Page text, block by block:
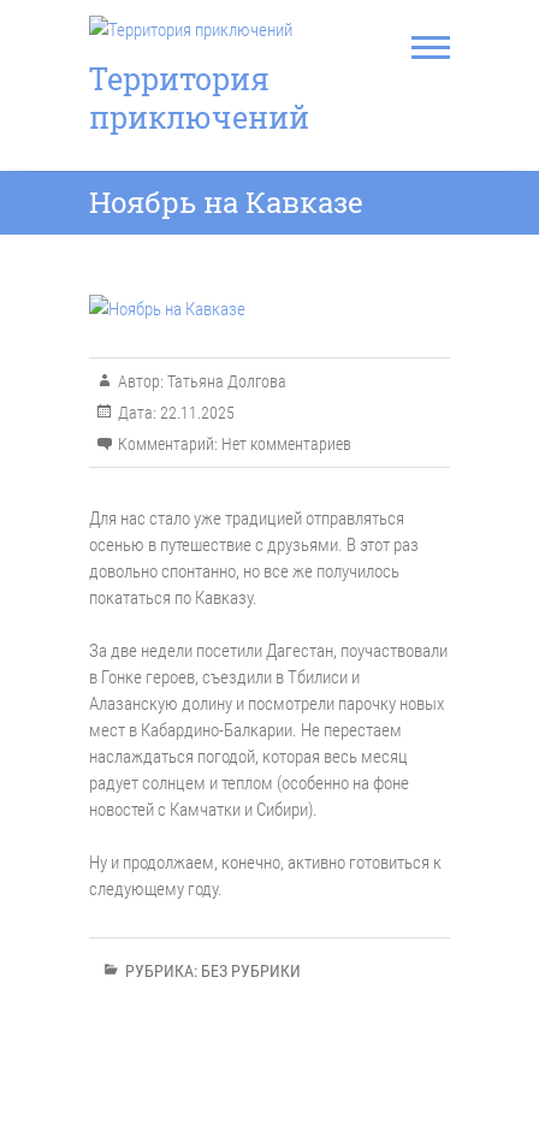
содержимомуТерритория
приключений
Ноябрь на Кавказе
Автор: Татьяна Долгова
Дата: 22.11.2025
Комментарий: Нет комментариев
Для нас стало уже традицией отправляться
осенью в путешествие с друзьями. В этот раз
довольно спонтанно, но все же получилось
покататься по Кавказу.
За две недели посетили Дагестан, поучаствовали
в Гонке героев, съездили в Тбилиси и
Алазанскую долину и посмотрели парочку новых
мест в Кабардино-Балкарии. Не перестаем
наслаждаться погодой, которая весь месяц
радует солнцем и теплом (особенно на фоне
новостей с Камчатки и Сибири).
Ну и продолжаем, конечно, активно готовиться к
следующему году.
РУБРИКА: БЕЗ РУБРИКИ